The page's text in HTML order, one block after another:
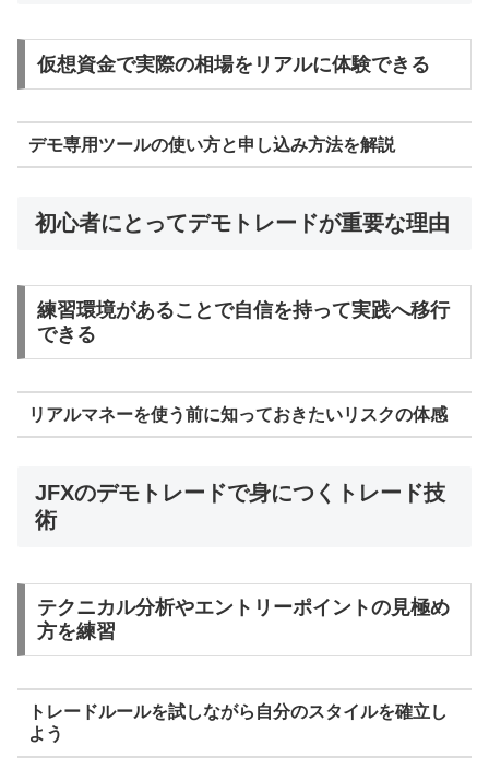
仮想資金で実際の相場をリアルに体験できる
デモ専用ツールの使い方と申し込み方法を解説
初心者にとってデモトレードが重要な理由
練習環境があることで自信を持って実践へ移行
できる
リアルマネーを使う前に知っておきたいリスクの体感
JFXのデモトレードで身につくトレード技
術
テクニカル分析やエントリーポイントの見極め
方を練習
トレードルールを試しながら自分のスタイルを確立し
よう